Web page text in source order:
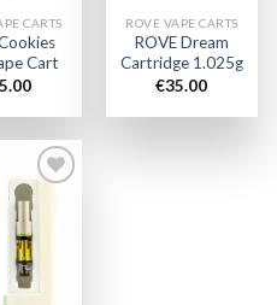
CARTS
Cart
ROVE VAPE CARTS
ROVE Dream
Cartridge 1.025g
€35.00
Add to
wishlist